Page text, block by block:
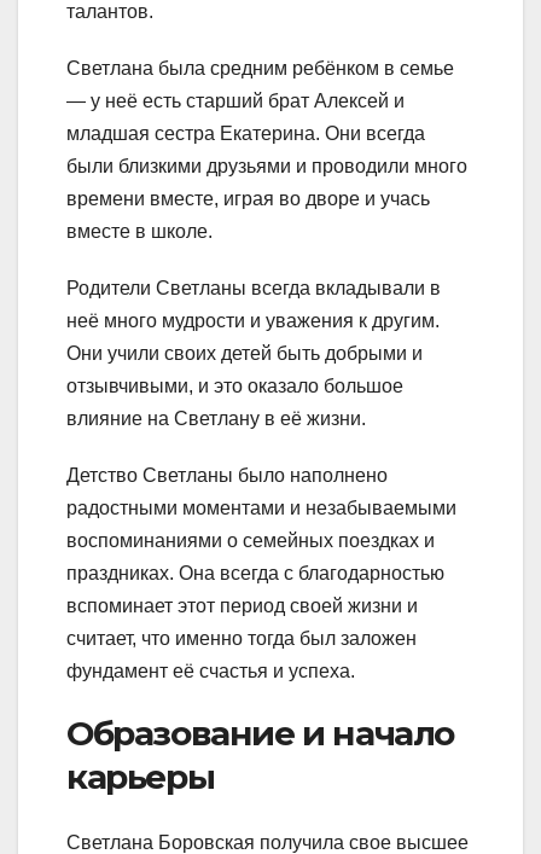
талантов.
Светлана была средним ребёнком в семье
— у неё есть старший брат Алексей и
младшая сестра Екатерина. Они всегда
были близкими друзьями и проводили много
времени вместе, играя во дворе и учась
вместе в школе.
Родители Светланы всегда вкладывали в
неё много мудрости и уважения к другим.
Они учили своих детей быть добрыми и
отзывчивыми, и это оказало большое
влияние на Светлану в её жизни.
Детство Светланы было наполнено
радостными моментами и незабываемыми
воспоминаниями о семейных поездках и
праздниках. Она всегда с благодарностью
вспоминает этот период своей жизни и
считает, что именно тогда был заложен
фундамент её счастья и успеха.
Образование и начало
карьеры
Светлана Боровская получила свое высшее